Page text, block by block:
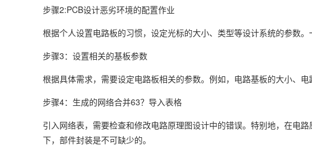
步骤2:PCB设计恶劣环境的配置作业
根据个人设置电路板的习惯，设定光标的大小、类型等设计系统的参数。
步骤3：设置相关的基板参数
根据具体需求，需要设定电路板相关的参数。例如，电路基板的大小、电
步骤4：生成的网络合并63？导入表格
引入网络表，需要检查和修改电路原理图设计中的错误。特别地，在电
下，部件封装是不可缺少的。